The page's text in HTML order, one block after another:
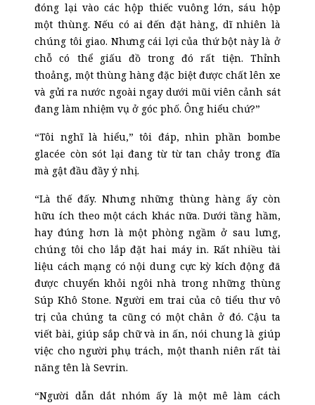
đóng lại vào các hộp thiếc vuông lớn, sáu hộp
một thùng. Nếu có ai đến đặt hàng, dĩ nhiên là
chúng tôi giao. Nhưng cái lợi của thứ bột này là ở
chỗ có thể giấu đồ trong đó rất tiện. Thỉnh
thoảng, một thùng hàng đặc biệt được chất lên xe
và gửi ra nước ngoài ngay dưới mũi viên cảnh sát
đang làm nhiệm vụ ở góc phố. Ông hiểu chứ?”
“Tôi nghĩ là hiểu,” tôi đáp, nhìn phần bombe
glacée còn sót lại đang từ từ tan chảy trong đĩa
mà gật đầu đầy ý nhị.
“Là thế đấy. Nhưng những thùng hàng ấy còn
hữu ích theo một cách khác nữa. Dưới tầng hầm,
hay đúng hơn là một phòng ngầm ở sau lưng,
chúng tôi cho lắp đặt hai máy in. Rất nhiều tài
liệu cách mạng có nội dung cực kỳ kích động đã
được chuyển khỏi ngôi nhà trong những thùng
Súp Khô Stone. Người em trai của cô tiểu thư vô
trị của chúng ta cũng có một chân ở đó. Cậu ta
viết bài, giúp sắp chữ và in ấn, nói chung là giúp
việc cho người phụ trách, một thanh niên rất tài
năng tên là Sevrin.
“Người dẫn dắt nhóm ấy là một mê làm cách